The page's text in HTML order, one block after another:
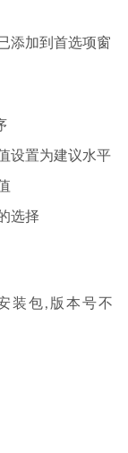
添加到首选项窗
设置为建议水平
选择
装包,版本号不